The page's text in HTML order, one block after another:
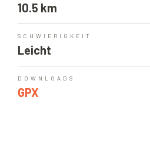
10.5 km
SCHWIERIGKEIT
Leicht
DOWNLOADS
GPX